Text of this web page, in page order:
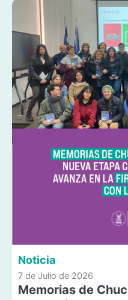
Noticia
7 de Julio de 2026
Memorias de